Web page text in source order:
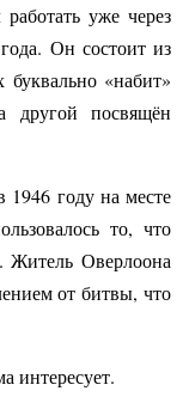
уже через
Он состоит из
«набит»
другой посвящён
году на месте
то, что
Житель Оверлоона
от битвы, что
интересует.